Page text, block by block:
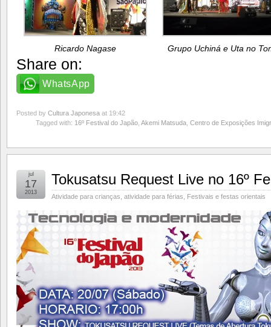
Ricardo Nagase Grupo Uchiná e Uta no
Share on:
WhatsApp
Posted by Cultura Japonesa at 19:42
Tagged with: 16º Festival do Japão Akemi Matsuda Centro de Exposições
Tokusatsu Request Live no 16º
Atividade para crianças atividade para férias Festivais e festas orientais
jul
17
2013